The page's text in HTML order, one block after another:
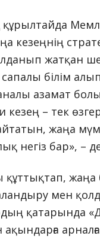
құрылтайда
кезеңнің
жатқан
білім
азамат
– тек
жаңа
негіз бар», –
жаңа
мен
қатарында